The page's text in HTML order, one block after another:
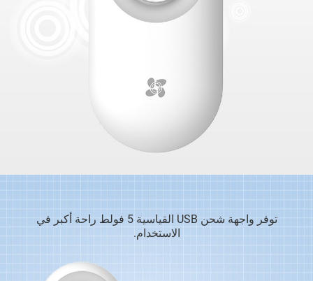
توفر واجهة شحن USB القياسية 5 فولط راحة أكبر في
الاستخدام.